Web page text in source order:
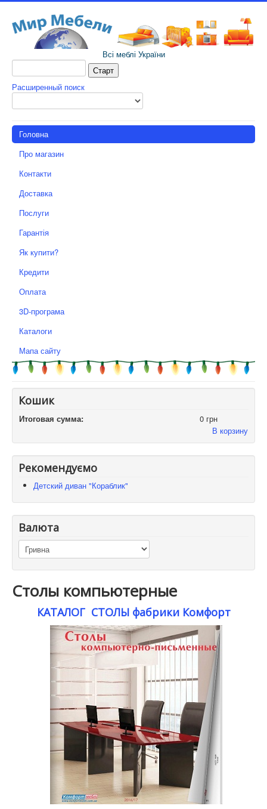
Всі меблі України
Расширенный поиск
Головна
Про магазин
Контакти
Доставка
Послуги
Гарантія
Як купити?
Кредити
Оплата
3D-програма
Каталоги
Мапа сайту
Кошик
Итоговая сумма:
0 грн
В корзину
Рекомендуємо
Детский диван "Кораблик"
Валюта
Столы компьютерные
КАТАЛОГ СТОЛЫ фабрики Комфорт